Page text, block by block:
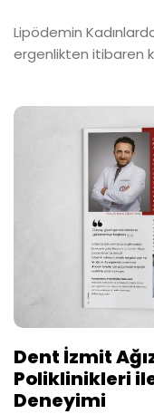
Lipödemin
ergenlikten itibaren
Dent İzmit
Poliklinikleri
Deneyimi